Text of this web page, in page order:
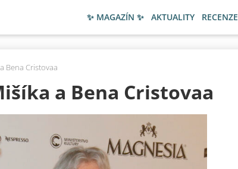
✨ MAGAZÍN ✨ AKTUALITY RECENZE
Bena Cristovaa
a Bena Cristovaa